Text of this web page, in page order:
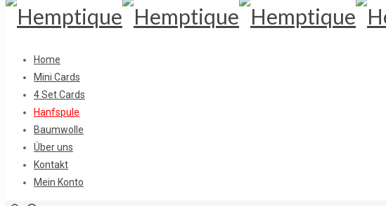
Home
Mini Cards
4 Set Cards
Hanfspule
Baumwolle
Über uns
Kontakt
Mein Konto